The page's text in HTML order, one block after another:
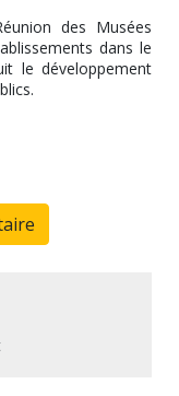
des Musées
dans le
le développement